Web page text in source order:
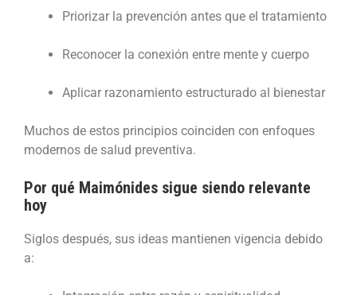
Priorizar la prevención antes que el tratamiento
Reconocer la conexión entre mente y cuerpo
Aplicar razonamiento estructurado al bienestar
Muchos de estos principios coinciden con enfoques
modernos de salud preventiva.
Por qué Maimónides sigue siendo relevante
hoy
Siglos después, sus ideas mantienen vigencia debido
a: